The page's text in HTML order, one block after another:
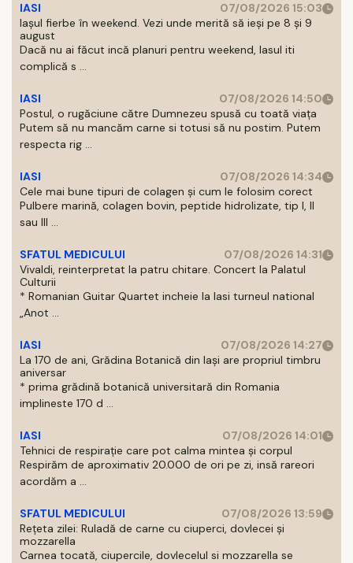
IASI
07/08/2026 15:03
Iașul fierbe în weekend. Vezi unde merită să ieși pe 8 și 9
august
Dacă nu ai făcut incă planuri pentru weekend, Iasul iti
complică s ...
IASI
07/08/2026 14:50
Postul, o rugăciune către Dumnezeu spusă cu toată viața
Putem să nu mancăm carne si totusi să nu postim. Putem
respecta rig ...
IASI
07/08/2026 14:34
Cele mai bune tipuri de colagen și cum le folosim corect
Pulbere marină, colagen bovin, peptide hidrolizate, tip I, II
sau III ...
SFATUL MEDICULUI
07/08/2026 14:31
Vivaldi, reinterpretat la patru chitare. Concert la Palatul
Culturii
* Romanian Guitar Quartet incheie la Iasi turneul national
„Anot ...
IASI
07/08/2026 14:27
La 170 de ani, Grădina Botanică din Iași are propriul timbru
aniversar
* prima grădină botanică universitară din Romania
implineste 170 d ...
IASI
07/08/2026 14:01
Tehnici de respirație care pot calma mintea și corpul
Respirăm de aproximativ 20.000 de ori pe zi, insă rareori
acordăm a ...
SFATUL MEDICULUI
07/08/2026 13:59
Rețeta zilei: Ruladă de carne cu ciuperci, dovlecei și
mozzarella
Carnea tocată, ciupercile, dovlecelul si mozzarella se